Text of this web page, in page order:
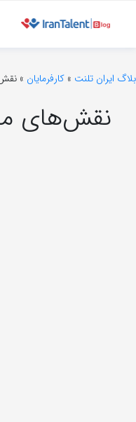
بلاگ ایران تلنت » کارفرمایان » نقش‌های
نقش‌های مدیران؛ ۴ نقشی که هر مدیر